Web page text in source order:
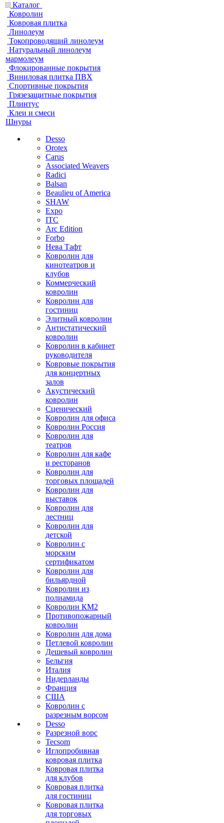
Каталог
Ковролин
Ковровая плитка
Линолеум
Токопроводящий линолеум
Натуральный линолеум
мармолеум
Флокированные покрытия
Виниловая плитка ПВХ
Спортивные покрытия
Грязезащитные покрытия
Плинтус
Клеи и смеси
Шнуры
Desso
Orotex
Carus
Associated Weavers
Radici
Balsan
Beaulieu of America
SHAW
Expo
ITC
Arc Edition
Forbo
Нева Тафт
Ковролин для
кинотеатров и
клубов
Коммерческий
ковролин
Ковролин для
гостиниц
Элитный ковролин
Антистатический
ковролин
Ковролин в кабинет
руководителя
Ковровые покрытия
для концертных
залов
Акустический
ковролин
Сценический
Ковролин для офиса
Ковролин Россия
Ковролин для
театров
Ковролин для кафе
и ресторанов
Ковролин для
торговых площадей
Ковролин для
выставок
Ковролин для
лестниц
Ковролин для
детской
Ковролин с
морским
сертификатом
Ковролин для
бильярдной
Ковролин из
полиамида
Ковролин КМ2
Противопожарный
ковролин
Ковролин для дома
Петлевой ковролин
Дешевый ковролин
Бельгия
Италия
Нидерланды
Франция
США
Ковролин с
разрезным ворсом
Desso
Разрезной ворс
Tecsom
Иглопробивная
ковровая плитка
Ковровая плитка
для клубов
Ковровая плитка
для гостиниц
Ковровая плитка
для торговых